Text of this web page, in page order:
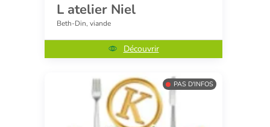
L atelier Niel
Beth-Din, viande
Découvrir
PAS D'INFOS